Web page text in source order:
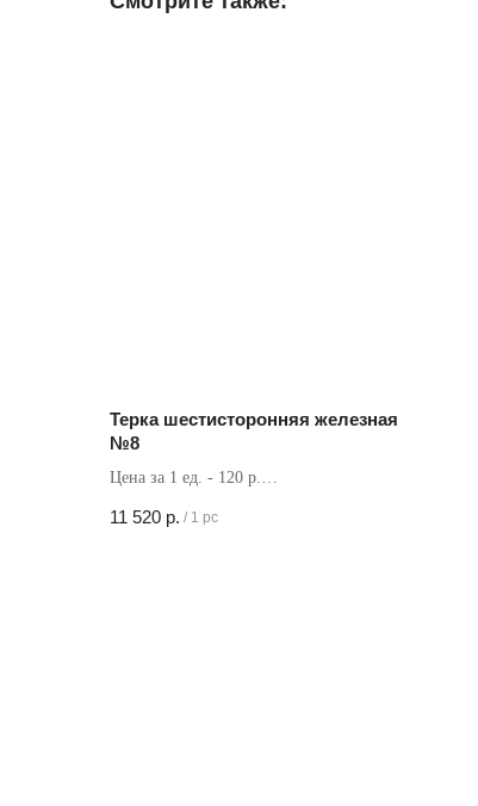
Терка шестисторонняя железная
№8
Цена за 1 ед. - 120 р.
11 520 р. / 1 pc